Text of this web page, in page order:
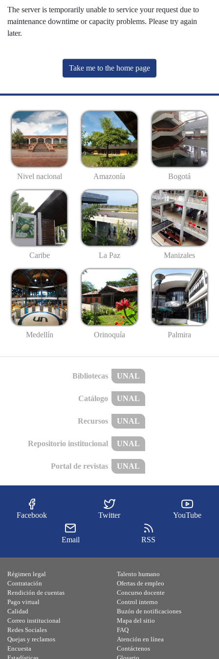
The server is temporarily unable to service your request due to
maintenance downtime or capacity problems. Please try again
later.
Take me to the home page
Nivel nacional Amazonía Bogotá
Caribe La Paz Manizales
Medellín Orinoquía Palmira
Bibliotecas UNAL
Catálogo UNAL
Recursos UNAL
Repositorio institucional UNAL
Portal de revistas UNAL
Facebook Twitter YouTube
Email RSS
Régimen legal
Contratación
Rendición de cuentas
Pago virtual
Calidad
Talento humano
Ofertas de empleo
Concurso docente
Control interno
Buzón de notificaciones
Correo institucional
Redes Sociales
Quejas y reclamos
Encuesta
Mapa del sitio
FAQ
Atención en línea
Contáctenos